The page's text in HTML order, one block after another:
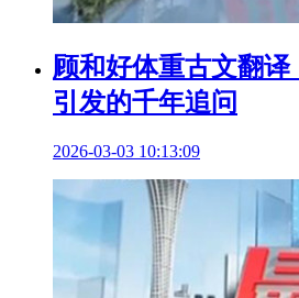
顾和好体重古文翻
引发的千年追问
2026-03-03 10:13:09